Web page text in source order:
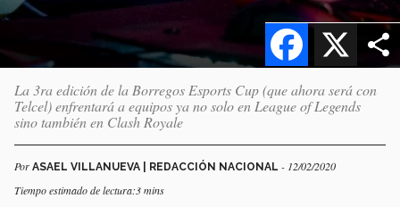
X
Facebook
La 3ra edición de la Borregos Esports Cup (que ahora será con
Telcel) enfrentará a equipos ya no solo en League of Legends
sino también en Clash Royale
Por ASAEL VILLANUEVA | REDACCIÓN NACIONAL - 12/02/2020
Tiempo estimado de lectura:3 mins